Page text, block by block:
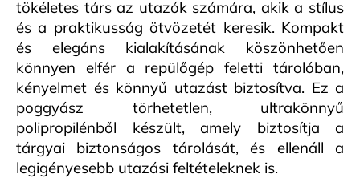
tökéletes társ az utazók számára, akik a stílus
és a praktikusság ötvözetét keresik. Kompakt
és elegáns kialakításának köszönhetően
könnyen elfér a repülőgép feletti tárolóban,
kényelmet és könnyű utazást biztosítva. Ez a
poggyász törhetetlen, ultrakönnyű
polipropilénből készült, amely biztosítja a
tárgyai biztonságos tárolását, és ellenáll a
legigényesebb utazási feltételeknek is.
KIS
MÉRETŰ
KABINBŐRÖND
ZÖLD
SZÍNBEN
EXKLUZÍV
23
440
Ft